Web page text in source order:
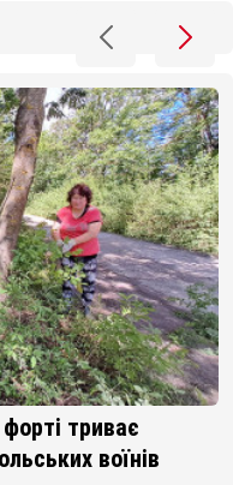
триває
воїнів